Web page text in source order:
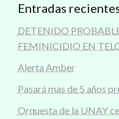
Entradas
DETENIDO
FEMINICIDIO EN
Alerta Amber
Pasará mas de 5 años
Orquesta de la UNAY